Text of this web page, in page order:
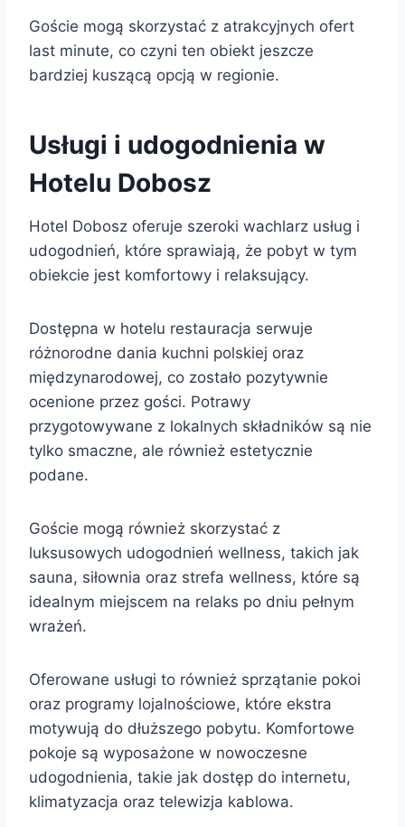
Goście mogą skorzystać z atrakcyjnych ofert
last minute, co czyni ten obiekt jeszcze
bardziej kuszącą opcją w regionie.
Usługi i udogodnienia w
Hotelu Dobosz
Hotel Dobosz oferuje szeroki wachlarz usług i
udogodnień, które sprawiają, że pobyt w tym
obiekcie jest komfortowy i relaksujący.
Dostępna w hotelu restauracja serwuje
różnorodne dania kuchni polskiej oraz
międzynarodowej, co zostało pozytywnie
ocenione przez gości. Potrawy
przygotowywane z lokalnych składników są nie
tylko smaczne, ale również estetycznie
podane.
Goście mogą również skorzystać z
luksusowych udogodnień wellness, takich jak
sauna, siłownia oraz strefa wellness, które są
idealnym miejscem na relaks po dniu pełnym
wrażeń.
Oferowane usługi to również sprzątanie pokoi
oraz programy lojalnościowe, które ekstra
motywują do dłuższego pobytu. Komfortowe
pokoje są wyposażone w nowoczesne
udogodnienia, takie jak dostęp do internetu,
klimatyzacja oraz telewizja kablowa.